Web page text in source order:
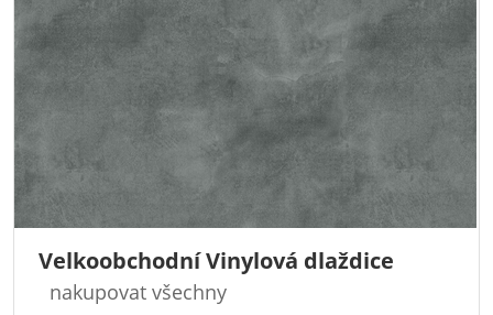
Velkoobchodní Vinylová dlaždice
nakupovat všechny